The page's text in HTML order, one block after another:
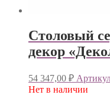
Столовый
декор
54 347,00 ₽
Нет в наличии